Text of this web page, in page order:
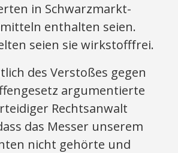
in Schwarzmarkt-
enthalten seien.
seien sie wirkstofffrei.
des Verstoßes gegen
argumentierte
Rechtsanwalt
das Messer unserem
nicht gehörte und